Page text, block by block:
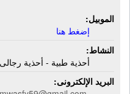
الموبيل:
إضغط هنا
النشاط:
أحذية طبية - أحذية
البريد الإلكترونى: